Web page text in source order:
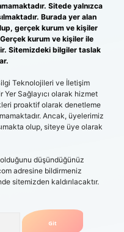
Sitede yalnızca
Burada yer alan
gerçek kurum ve kişiler
kurum ve kişiler ile
Sitemizdeki bilgiler taslak
Teknolojileri ve İletişim
Yer Sağlayıcı olarak hizmet
proaktif olarak denetleme
Ancak, üyelerimiz
olup, siteye üye olarak
düşündüğünüz
adresine bildirmeniz
sitemizden kaldırılacaktır.